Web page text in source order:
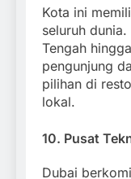
Kota ini
seluruh
Tengah
pengunjung
pilihan di
lokal.
10. Pusat
Dubai